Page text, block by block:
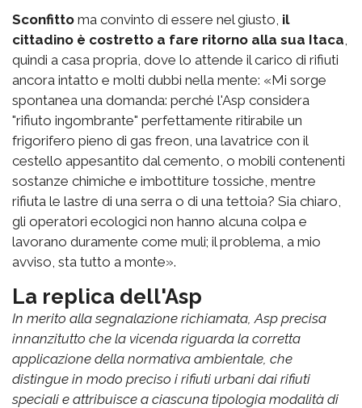
Sconfitto ma convinto di essere nel giusto, il
cittadino è costretto a fare ritorno alla sua Itaca
quindi a casa propria, dove lo attende il carico di rifiuti
ancora intatto e molti dubbi nella mente: «Mi sorge
spontanea una domanda: perché l'Asp considera
"rifiuto ingombrante" perfettamente ritirabile un
frigorifero pieno di gas freon, una lavatrice con il
cestello appesantito dal cemento, o mobili contenenti
sostanze chimiche e imbottiture tossiche, mentre
rifiuta le lastre di una serra o di una tettoia? Sia chiaro,
gli operatori ecologici non hanno alcuna colpa e
lavorano duramente come muli; il problema, a mio
avviso, sta tutto a monte».
La replica dell'Asp
In merito alla segnalazione richiamata, Asp precisa
innanzitutto che la vicenda riguarda la corretta
applicazione della normativa ambientale, che
distingue in modo preciso i rifiuti urbani dai rifiuti
speciali e attribuisce a ciascuna tipologia modalità di